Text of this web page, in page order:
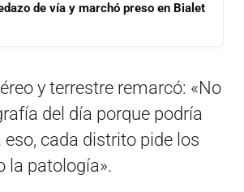
de vía y marchó preso en Bialet
y terrestre remarcó: «No
del día porque podría
cada distrito pide los
la patología».